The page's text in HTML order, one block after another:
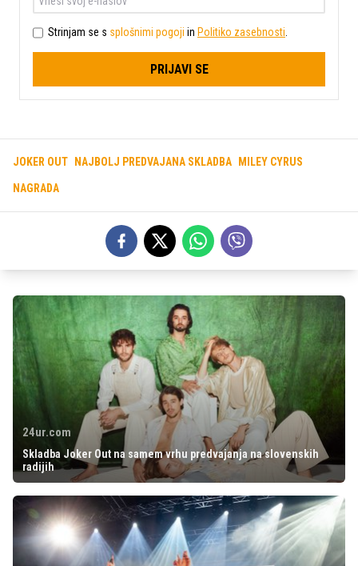
Strinjam se s splošnimi pogoji in Politiko zasebnosti.
PRIJAVI SE
JOKER OUT NAJBOLJ PREDVAJANA SKLADBA MILEY CYRUS
NAGRADA
24ur.com
Skladba Joker Out na samem vrhu predvajanja na slovenskih
radijih